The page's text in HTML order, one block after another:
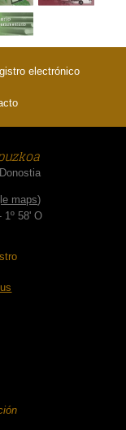
electrónico
maps)
1º 58' O